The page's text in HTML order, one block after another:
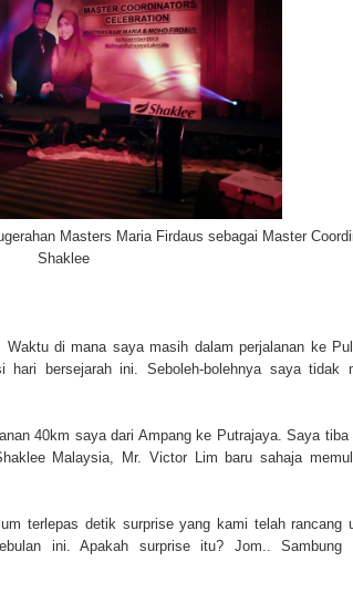
Masters Maria Firdaus sebagai Master
Shaklee
di mana saya masih dalam perjalanan ke
hari bersejarah ini. Seboleh-bolehnya saya tidak
40km saya dari Ampang ke Putrajaya. Saya tiba
Malaysia, Mr. Victor Lim baru sahaja
terlepas detik surprise yang kami telah rancang
ini. Apakah surprise itu? Jom.. Sambung